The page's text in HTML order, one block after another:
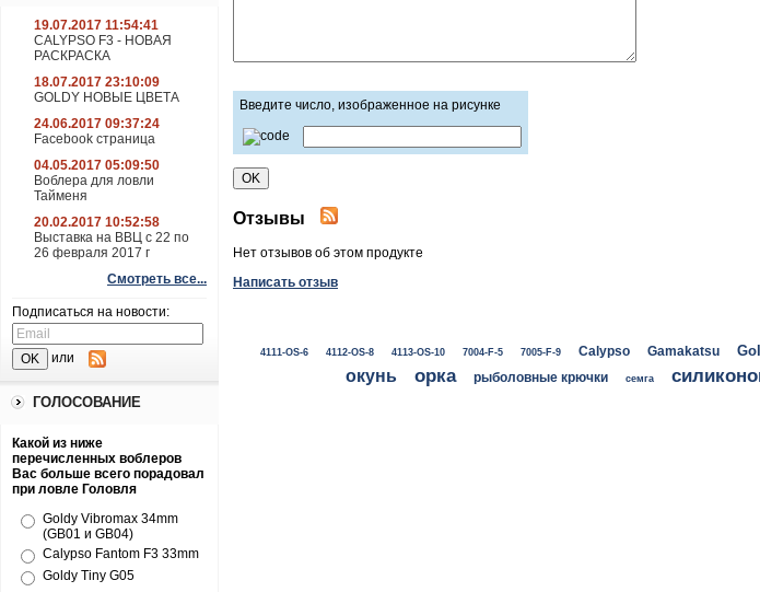
19.07.2017 11:54:41
CALYPSO F3 - НОВАЯ
РАСКРАСКА
18.07.2017 23:10:09
GOLDY НОВЫЕ ЦВЕТА
24.06.2017 09:37:24
Facebook страница
04.05.2017 05:09:50
Воблера для ловли
Тайменя
20.02.2017 10:52:58
Выставка на ВВЦ с 22 по
26 февраля 2017 г
Смотреть все...
Подписаться на новости:
или
ГОЛОСОВАНИЕ
Какой из ниже
перечисленных воблеров
Вас больше всего порадовал
при ловле Головля
Goldy Vibromax 34mm
(GB01 и GB04)
Calypso Fantom F3 33mm
Goldy Tiny G05
Введите число, изображенное на рисунке
Отзывы
Нет отзывов об этом продукте
Написать отзыв
4111-OS-6 4112-OS-8 4113-OS-10 7004-F-5 7005-F-9 Calypso Gamakatsu
окунь орка рыболовные крючки семга